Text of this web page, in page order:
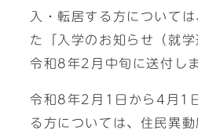
入・転居する方について
た「入学のお知らせ（就
令和8年2月中旬に送付し
令和8年2月1日から4月1
る方については、住民異